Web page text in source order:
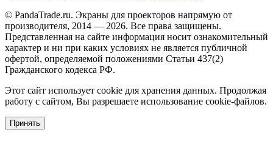
© PandaTrade.ru. Экраны для проекторов напрямую от
производителя, 2014 — 2026. Все права защищены.
Представленная на сайте информация носит ознакомительный
характер и ни при каких условиях не является публичной
офертой, определяемой положениями Статьи 437(2)
Гражданского кодекса РФ.
Этот сайт использует cookie для хранения данных. Продолжая
работу с сайтом, Вы разрешаете использование cookie-файлов.
Принять